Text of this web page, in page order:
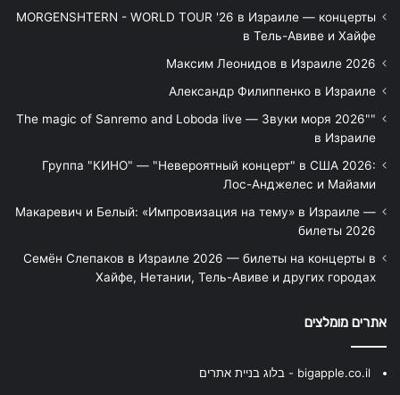
MORGENSHTERN - WORLD TOUR '26 в Израиле — концерты
в Тель-Авиве и Хайфе
Максим Леонидов в Израиле 2026
Александр Филиппенко в Израиле
"The magic of Sanremo and Loboda live — Звуки моря 2026"
в Израиле
Группа "КИНО" — "Невероятный концерт" в США 2026:
Лос-Анджелес и Майами
Макаревич и Белый: «Импровизация на тему» в Израиле —
билеты 2026
Семён Слепаков в Израиле 2026 — билеты на концерты в
Хайфе, Нетании, Тель-Авиве и других городах
אתרים מומלצים
bigapple.co.il - בלוג בניית אתרים